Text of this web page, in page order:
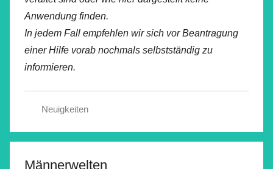
Anwendung finden.
In jedem Fall empfehlen wir sich vor Beantragung
einer Hilfe vorab nochmals selbstständig zu
informieren.
Neuigkeiten
Männerwelten